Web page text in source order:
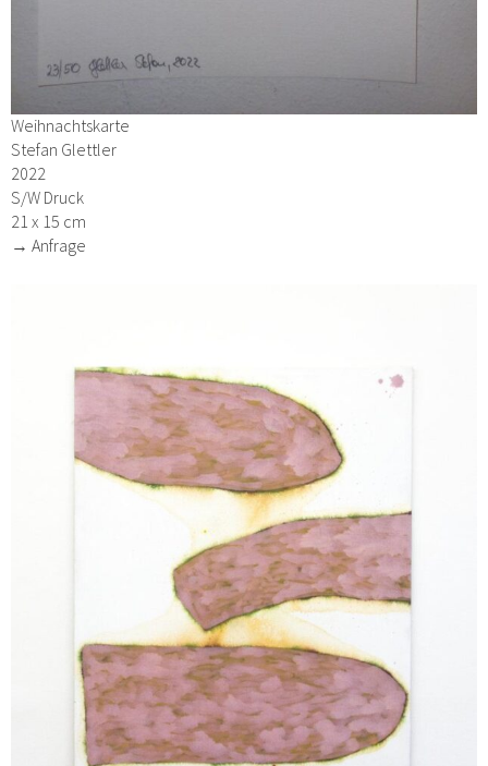
Weihnachtskarte
Stefan Glettler
2022
S/W Druck
21 x 15 cm
→ Anfrage